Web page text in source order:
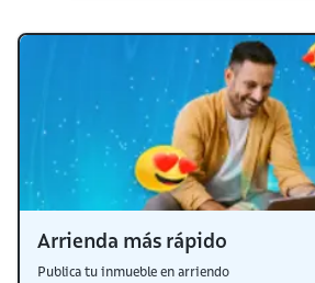
Arrienda más rápido
Publica tu inmueble en arriendo